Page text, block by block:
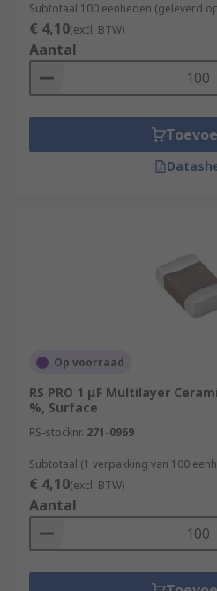
Subtotaal 100 eenheden (geleverd
€ 4,10(excl. BTW)
Aantal
Op voorraad
RS PRO 1 μF Multilayer
%, Surface
RS-stocknr. 271-0969
Subtotaal (1 verpakking van 100
€ 4,10(excl. BTW)
Aantal